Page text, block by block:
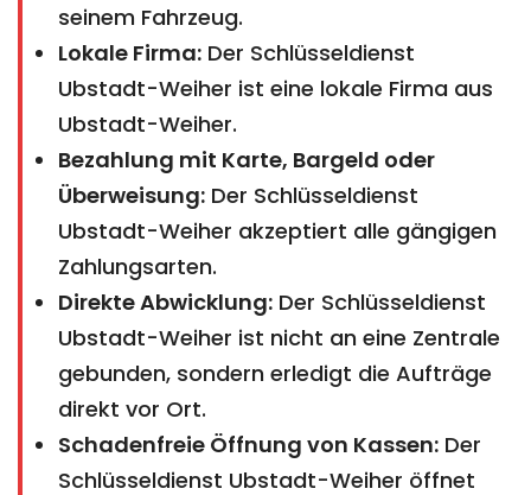
seinem Fahrzeug.
Lokale Firma: Der Schlüsseldienst
Ubstadt-Weiher ist eine lokale Firma aus
Ubstadt-Weiher.
Bezahlung mit Karte, Bargeld oder
Überweisung: Der Schlüsseldienst
Ubstadt-Weiher akzeptiert alle gängigen
Zahlungsarten.
Direkte Abwicklung: Der Schlüsseldienst
Ubstadt-Weiher ist nicht an eine Zentrale
gebunden, sondern erledigt die Aufträge
direkt vor Ort.
Schadenfreie Öffnung von Kassen: Der
Schlüsseldienst Ubstadt-Weiher öffnet